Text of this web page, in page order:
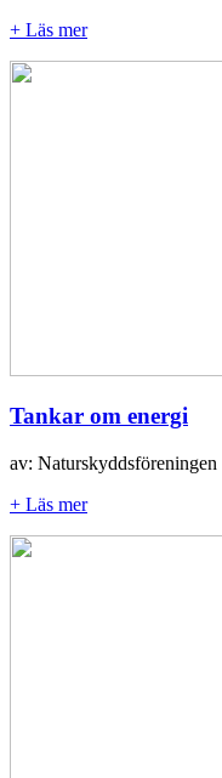
+ Läs mer
Tankar om energi
av: Naturskyddsföreningen
+ Läs mer